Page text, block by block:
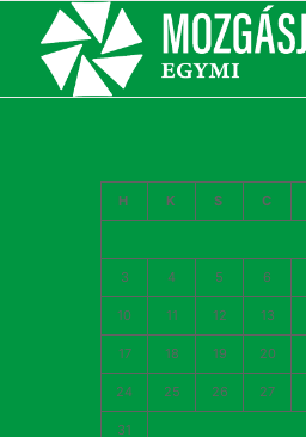
H K S C
3 4 5 6
10 11 12 13
17 18 19 20
24 25 26 27
31